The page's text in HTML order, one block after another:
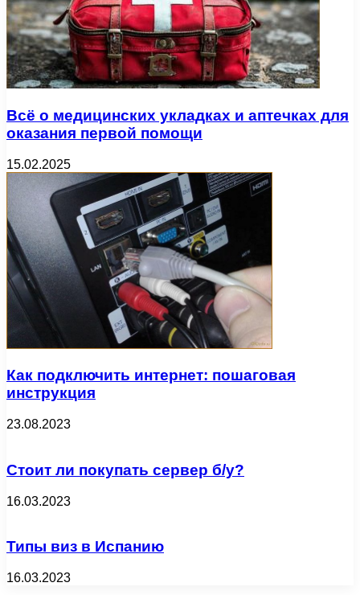
Всё о медицинских укладках и аптечках для
оказания первой помощи
15.02.2025
Как подключить интернет: пошаговая
инструкция
23.08.2023
Стоит ли покупать сервер б/у?
16.03.2023
Типы виз в Испанию
16.03.2023